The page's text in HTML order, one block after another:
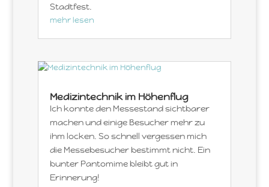
Stadtfest.
mehr lesen
Medizintechnik im Höhenflug
Ich konnte den Messestand sichtbarer
machen und einige Besucher mehr zu
ihm locken. So schnell vergessen mich
die Messebesucher bestimmt nicht. Ein
bunter Pantomime bleibt gut in
Erinnerung!